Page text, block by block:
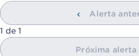
Alerta
mostrando
1 de 1
Próxima alerta